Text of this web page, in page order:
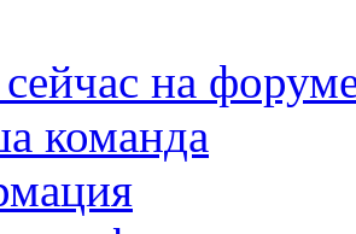
на
команда